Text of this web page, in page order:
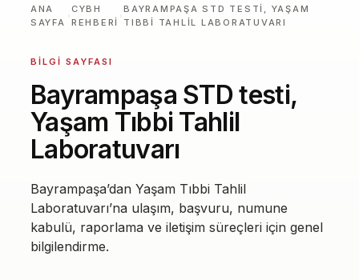
ANA
SAYFA
CYBH
REHBERI
BAYRAMPAŞA STD TESTI, YAŞAM
TIBBI TAHLIL LABORATUVARI
BILGI SAYFASI
Bayrampaşa STD testi,
Yaşam Tıbbi Tahlil
Laboratuvarı
Bayrampaşa’dan Yaşam Tıbbi Tahlil
Laboratuvarı’na ulaşım, başvuru, numune
kabulü, raporlama ve iletişim süreçleri için genel
bilgilendirme.